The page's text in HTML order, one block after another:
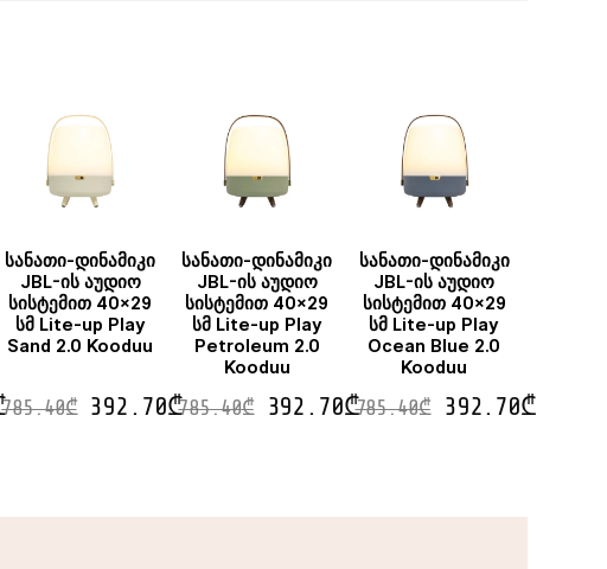
სანათი-დინამიკი
JBL-ის აუდიო
სისტემით 40×29
სმ Lite-up Play
Sand 2.0 Kooduu
785.40₾ 392.70₾
სანათი-დინამიკი
JBL-ის აუდიო
სისტემით 40×29
სმ Lite-up Play
Petroleum 2.0
Kooduu
785.40₾ 392.70₾
სანათი-დინამიკი
JBL-ის აუდიო
სისტემით 40×29
სმ Lite-up Play
Ocean Blue 2.0
Kooduu
785.40₾ 392.70₾